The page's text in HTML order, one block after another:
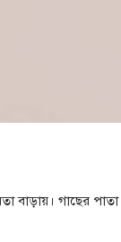
বাড়ায়। গাছের পাতা